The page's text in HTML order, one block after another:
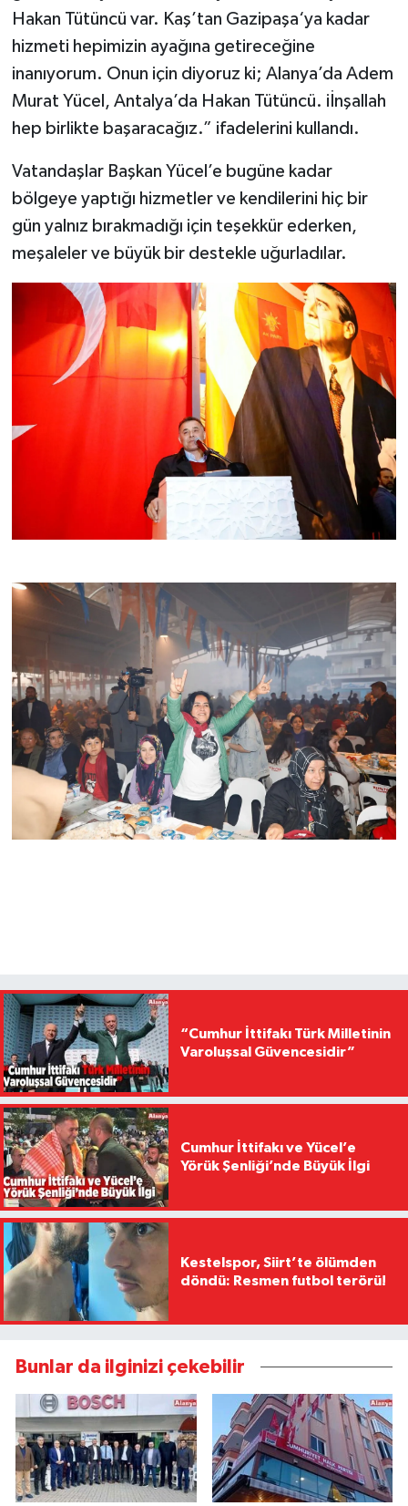
Hakan Tütüncü var. Kaş’tan Gazipaşa‘ya kadar
hizmeti hepimizin ayağına getireceğine
inanıyorum. Onun için diyoruz ki; Alanya’da Adem
Murat Yücel, Antalya’da Hakan Tütüncü. iİnşallah
hep birlikte başaracağız.” ifadelerini kullandı.
Vatandaşlar Başkan Yücel’e bugüne kadar
bölgeye yaptığı hizmetler ve kendilerini hiç bir
gün yalnız bırakmadığı için teşekkür ederken,
meşaleler ve büyük bir destekle uğurladılar.
“Cumhur İttifakı Türk Milletinin
Varoluşsal Güvencesidir”
Cumhur İttifakı ve Yücel’e
Yörük Şenliği’nde Büyük İlgi
Kestelspor, Siirt’te ölümden
döndü: Resmen futbol terörü!
Bunlar da ilginizi çekebilir